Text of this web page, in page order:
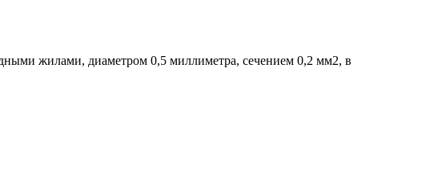
жилами, диаметром 0,5 миллиметра, сечением 0,2 мм2, в